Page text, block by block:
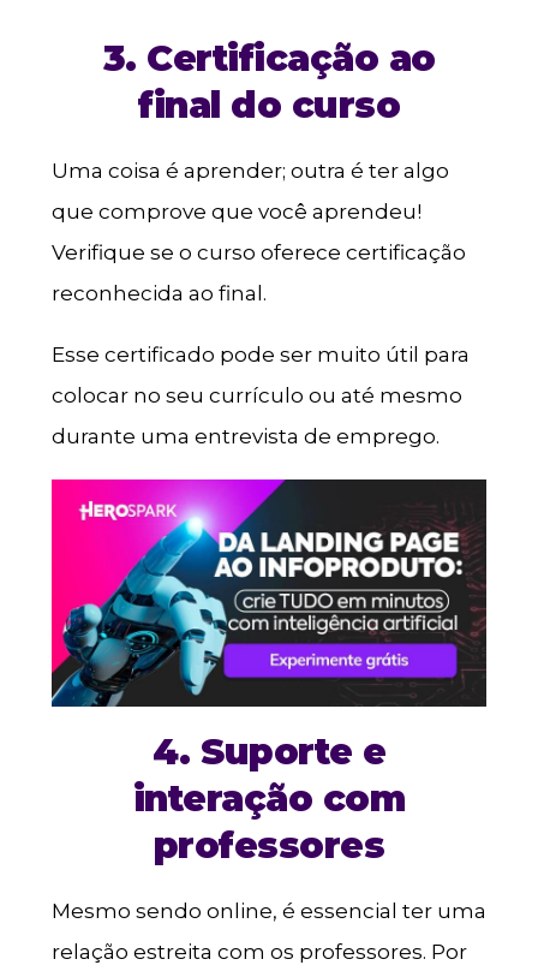
3. Certificação ao
final do curso
Uma coisa é aprender; outra é ter algo
que comprove que você aprendeu!
Verifique se o curso oferece certificação
reconhecida ao final.
Esse certificado pode ser muito útil para
colocar no seu currículo ou até mesmo
durante uma entrevista de emprego.
4. Suporte e
interação com
professores
Mesmo sendo online, é essencial ter uma
relação estreita com os professores. Por